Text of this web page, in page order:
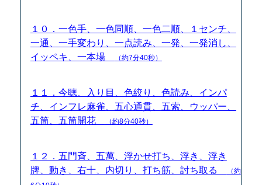
１０．一色手、一色同順、一色二順、１センチ、
一通、一手変わり、一点読み、一発、一発消し、
イッペキ、一本場
（約7分40秒）
１１．今聴、入り目、色絞り、色読み、インパ
チ、インフレ麻雀、五心通貫、五索、ウッパー、
五筒、五筒開花
（約8分40秒）
１２．五門斉、五萬、浮かせ打ち、浮き、浮き
牌、動き、右十、内切り、打ち筋、討ち取る
（約